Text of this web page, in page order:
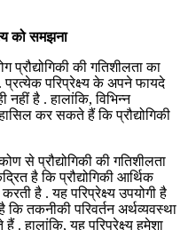
को समझना
की गतिशीलता का
परिप्रेक्ष्य के अपने फायदे
है . हालांकि, विभिन्न
कर सकते हैं कि प्रौद्योगिकी
से प्रौद्योगिकी की गतिशीलता
है कि प्रौद्योगिकी आर्थिक
है . यह परिप्रेक्ष्य उपयोगी है
तकनीकी परिवर्तन अर्थव्यवस्था
हालांकि, यह परिप्रेक्ष्य हमेशा